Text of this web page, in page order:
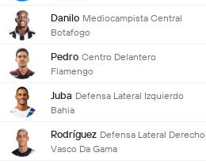
Danilo Mediocampista Central
Botafogo
Pedro Centro Delantero
Flamengo
Juba Defensa Lateral Izquierdo
Bahia
Rodríguez Defensa Lateral Derecho
Vasco Da Gama